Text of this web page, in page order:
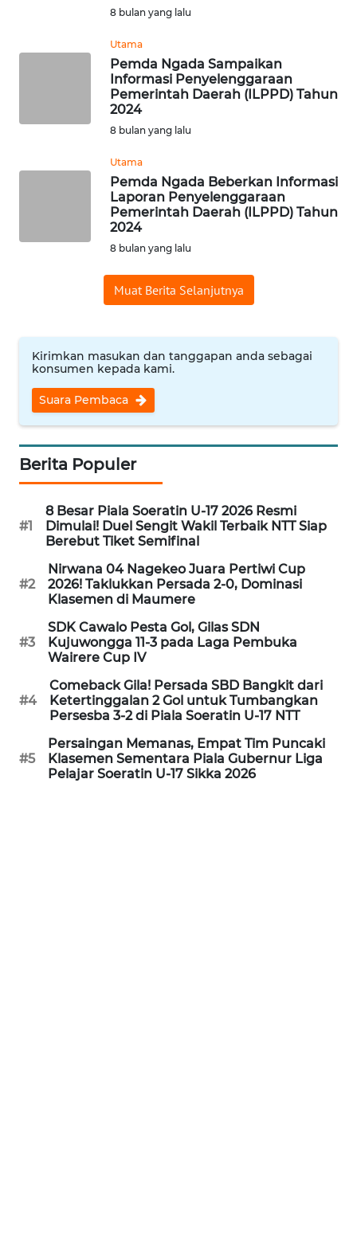
8 bulan yang lalu
Utama
Pemda Ngada Sampaikan
Informasi Penyelenggaraan
Pemerintah Daerah (ILPPD) Tahun
2024
8 bulan yang lalu
Utama
Pemda Ngada Beberkan Informasi
Laporan Penyelenggaraan
Pemerintah Daerah (ILPPD) Tahun
2024
8 bulan yang lalu
Muat Berita Selanjutnya
Kirimkan masukan dan tanggapan anda sebagai
konsumen kepada kami.
Suara Pembaca
Berita Populer
#1
8 Besar Piala Soeratin U-17 2026 Resmi
Dimulai! Duel Sengit Wakil Terbaik NTT Siap
Berebut Tiket Semifinal
#2
Nirwana 04 Nagekeo Juara Pertiwi Cup
2026! Taklukkan Persada 2-0, Dominasi
Klasemen di Maumere
#3
SDK Cawalo Pesta Gol, Gilas SDN
Kujuwongga 11-3 pada Laga Pembuka
Wairere Cup IV
#4
Comeback Gila! Persada SBD Bangkit dari
Ketertinggalan 2 Gol untuk Tumbangkan
Persesba 3-2 di Piala Soeratin U-17 NTT
#5
Persaingan Memanas, Empat Tim Puncaki
Klasemen Sementara Piala Gubernur Liga
Pelajar Soeratin U-17 Sikka 2026
Regional
JAKARTA
WN
KEPRI
WN
PAPUA
WN
PAPUA
BARAT
WN
RIAU
WN
SERAMBI
WN
JAMBI
WN
SULTRA